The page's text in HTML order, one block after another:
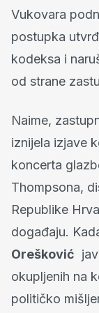
Vukovara
postupka
kodeksa i
od strane
Naime,
iznijela izjave
koncerta
Thompsona,
Republike
događaju.
Orešković
okupljenih na
političko